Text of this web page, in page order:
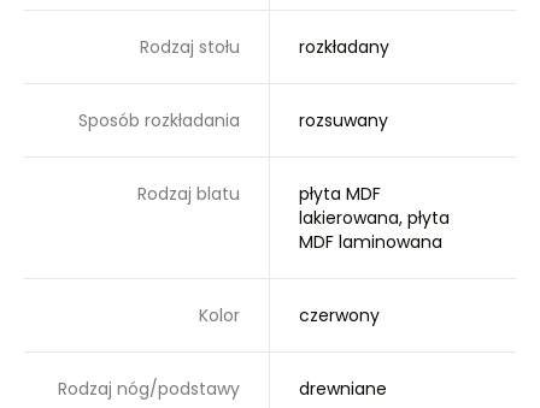
Rodzaj stołu rozkładany
Sposób rozkładania rozsuwany
Rodzaj blatu
płyta MDF
lakierowana, płyta
MDF laminowana
Kolor czerwony
Rodzaj nóg/podstawy drewniane